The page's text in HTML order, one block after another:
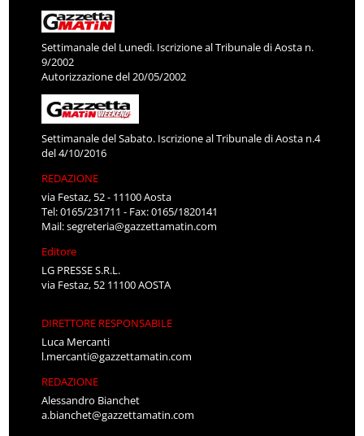
Settimanale del Lunedì. Iscrizione al Tribunale di Aosta n.
9/2002
Autorizzazione del 20/05/2002
Settimanale del Sabato. Iscrizione al Tribunale di Aosta n.4
del 4/10/2016
REDAZIONE
via Festaz, 52 - 11100 Aosta
Tel: 0165/231711 - Fax: 0165/1820141
Mail:segreteria@gazzettamatin.com
Editore
LG PRESSE S.R.L.
via Festaz, 52 11100 AOSTA
DIRETTORE RESPONSABILE
Luca Mercanti
l.mercanti@gazzettamatin.com
REDAZIONE
Alessandro Bianchet
a.bianchet@gazzettamatin.com